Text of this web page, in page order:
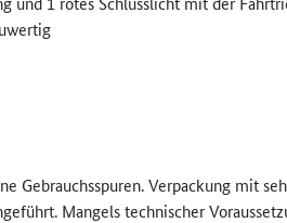
Gebrauchsspuren. Verpackung mit
Mangels technischer